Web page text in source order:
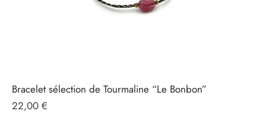
Bracelet sélection de Tourmaline “Le Bonbon”
22,00 €